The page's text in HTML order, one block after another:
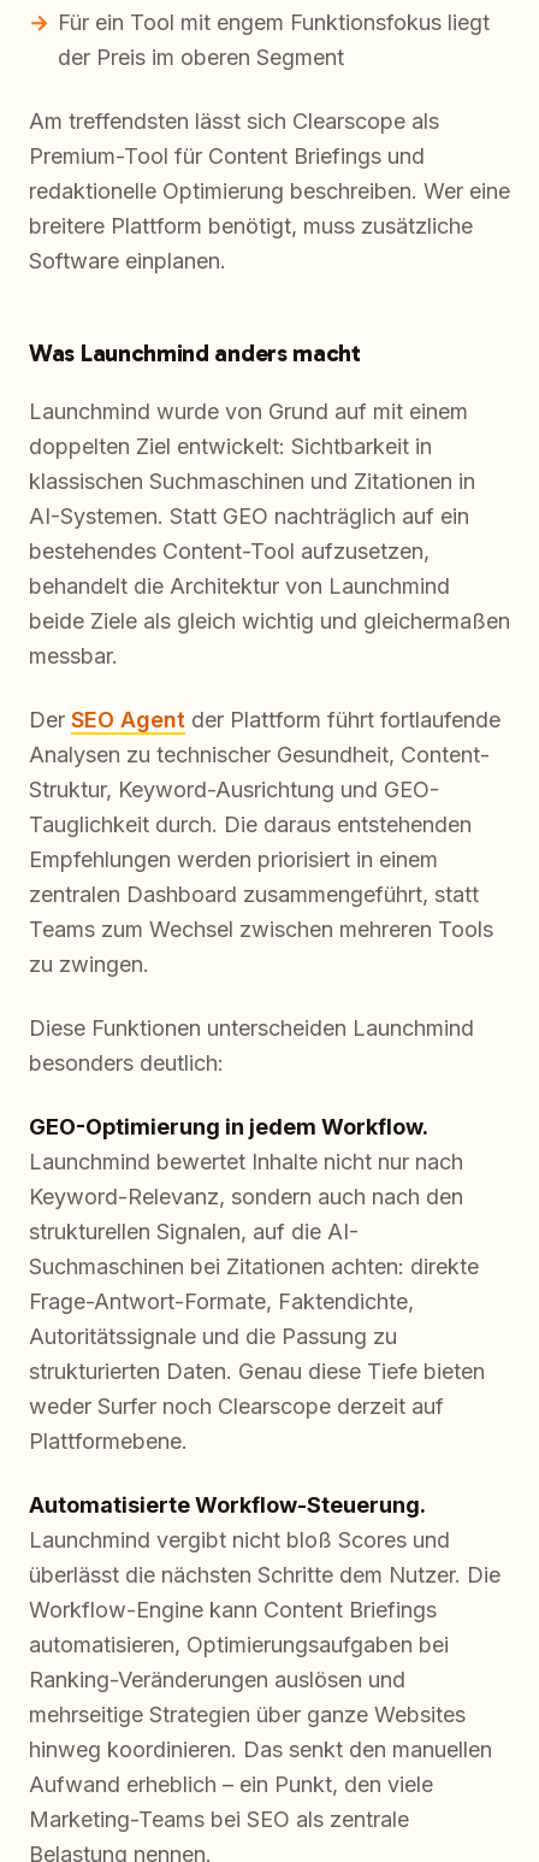
Für ein Tool mit engem Funktionsfokus liegt
der Preis im oberen Segment
Am treffendsten lässt sich Clearscope als
Premium-Tool für Content Briefings und
redaktionelle Optimierung beschreiben. Wer eine
breitere Plattform benötigt, muss zusätzliche
Software einplanen.
Was Launchmind anders macht
Launchmind wurde von Grund auf mit einem
doppelten Ziel entwickelt: Sichtbarkeit in
klassischen Suchmaschinen und Zitationen in
AI-Systemen. Statt GEO nachträglich auf ein
bestehendes Content-Tool aufzusetzen,
behandelt die Architektur von Launchmind
beide Ziele als gleich wichtig und gleichermaßen
messbar.
Der SEO Agent der Plattform führt fortlaufende
Analysen zu technischer Gesundheit, Content-
Struktur, Keyword-Ausrichtung und GEO-
Tauglichkeit durch. Die daraus entstehenden
Empfehlungen werden priorisiert in einem
zentralen Dashboard zusammengeführt, statt
Teams zum Wechsel zwischen mehreren Tools
zu zwingen.
Diese Funktionen unterscheiden Launchmind
besonders deutlich:
GEO-Optimierung in jedem Workflow.
Launchmind bewertet Inhalte nicht nur nach
Keyword-Relevanz, sondern auch nach den
strukturellen Signalen, auf die AI-
Suchmaschinen bei Zitationen achten: direkte
Frage-Antwort-Formate, Faktendichte,
Autoritätssignale und die Passung zu
strukturierten Daten. Genau diese Tiefe bieten
weder Surfer noch Clearscope derzeit auf
Plattformebene.
Automatisierte Workflow-Steuerung.
Launchmind vergibt nicht bloß Scores und
überlässt die nächsten Schritte dem Nutzer. Die
Workflow-Engine kann Content Briefings
automatisieren, Optimierungsaufgaben bei
Ranking-Veränderungen auslösen und
mehrseitige Strategien über ganze Websites
hinweg koordinieren. Das senkt den manuellen
Aufwand erheblich – ein Punkt, den viele
Marketing-Teams bei SEO als zentrale
Belastung nennen.